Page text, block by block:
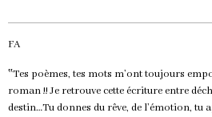
FA
‟Tes poèmes, tes mots m’ont toujours
roman !! Je retrouve cette écriture entre
destin…Tu donnes du rêve, de l’émotion, tu